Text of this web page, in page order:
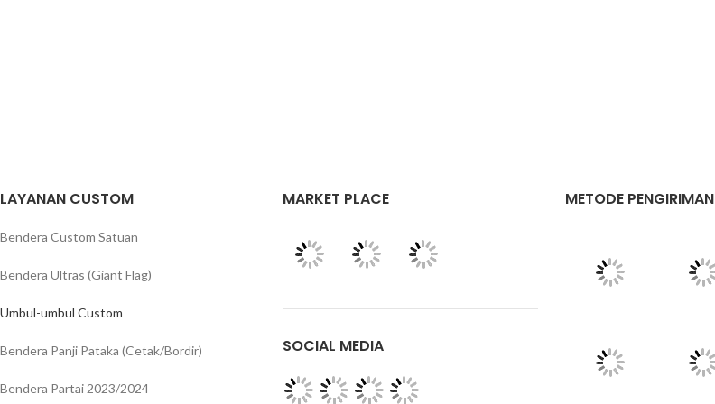
LAYANAN CUSTOM
Bendera Custom Satuan
Bendera Ultras (Giant Flag)
Umbul-umbul Custom
Bendera Panji Pataka (Cetak/Bordir)
Bendera Partai 2023/2024
MARKET PLACE
SOCIAL MEDIA
METODE PENGIRIMAN